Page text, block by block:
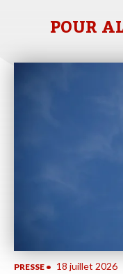
POUR
PRESSE • 18 juillet 2026